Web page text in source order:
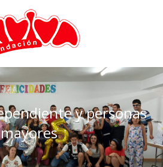
y personas
mayores